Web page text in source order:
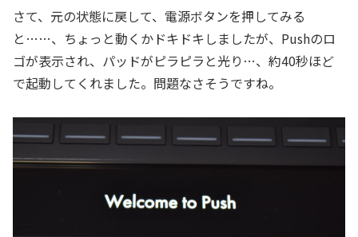
さて、元の状態に戻して、電源ボタンを押してみる
と……、ちょっと動くかドキドキしましたが、Pushのロ
ゴが表示され、パッドがピラピラと光り…、約40秒ほど
で起動してくれました。問題なさそうですね。